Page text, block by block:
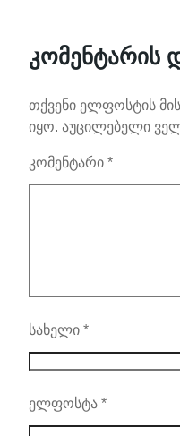
კომენტარის
თქვენი ელფოსტის
იყო. აუცილებელი
კომენტარი *
სახელი *
ელფოსტა *